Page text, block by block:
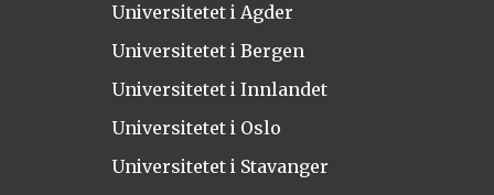
Universitetet i Agder
Universitetet i Bergen
Universitetet i Innlandet
Universitetet i Oslo
Universitetet i Stavanger